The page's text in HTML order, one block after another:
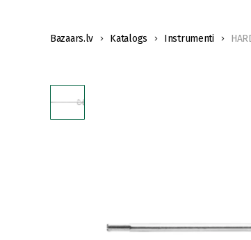
Bazaars.lv Katalogs Instrumenti